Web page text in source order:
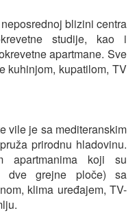
blizini centra
studije, kao i
apartmane. Sve
kuhinjom, kupatilom, TV
vile je sa mediteranskim
prirodnu hladovinu.
apartmanima koji su
dve grejne ploče) sa
klima uređajem, TV-